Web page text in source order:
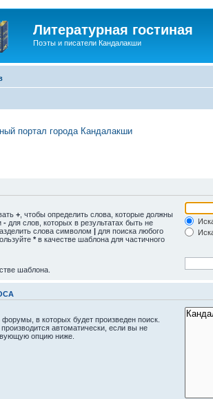
Литературная гостиная
Поэты и писатели Кандалакши
портал города Кандалакши
+ , чтобы определить слова, которые должны
- для слов, которых в результатах быть не
слова символом | для поиска любого
* в качестве шаблона для частичного
шаблона.
в которых будет произведен поиск.
автоматически, если вы не
опцию ниже.